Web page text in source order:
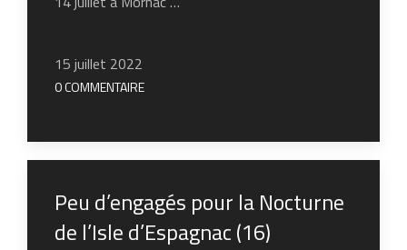
15 juillet 2022
0 COMMENTAIRE
Peu d’engagés pour la Nocturne
de l’Isle d’Espagnac (16)